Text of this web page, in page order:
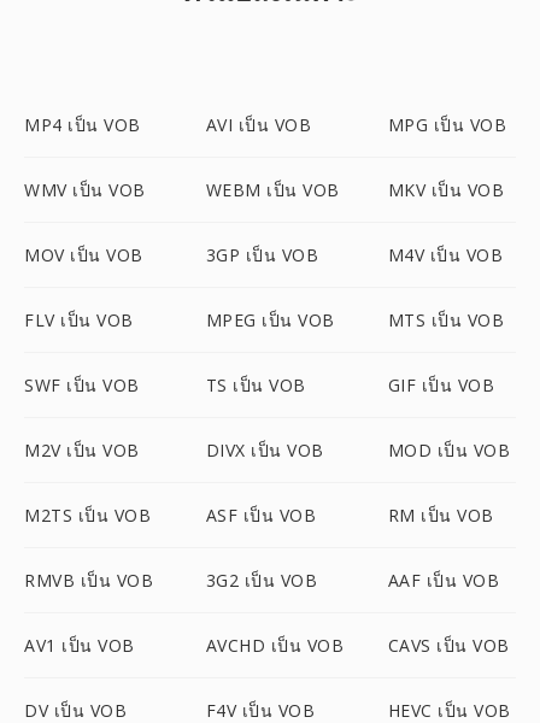
MP4 เป็น VOB AVI เป็น VOB MPG เป็น VOB
WMV เป็น VOB WEBM เป็น VOB MKV เป็น VOB
MOV เป็น VOB 3GP เป็น VOB M4V เป็น VOB
FLV เป็น VOB MPEG เป็น VOB MTS เป็น VOB
SWF เป็น VOB TS เป็น VOB GIF เป็น VOB
M2V เป็น VOB DIVX เป็น VOB MOD เป็น VOB
M2TS เป็น VOB ASF เป็น VOB RM เป็น VOB
RMVB เป็น VOB 3G2 เป็น VOB AAF เป็น VOB
AV1 เป็น VOB AVCHD เป็น VOB CAVS เป็น VOB
DV เป็น VOB F4V เป็น VOB HEVC เป็น VOB